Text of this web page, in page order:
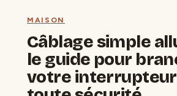
MAISON
Câblage simple
le guide pour
votre